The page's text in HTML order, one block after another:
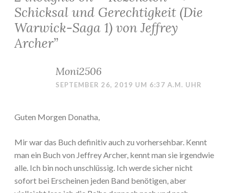
Schicksal und Gerechtigkeit (Die
Warwick-Saga 1) von Jeffrey
Archer”
Moni2506
SEPTEMBER 26, 2019 UM 6:37 A.M. UHR
Guten Morgen Donatha,
Mir war das Buch definitiv auch zu vorhersehbar. Kennt
man ein Buch von Jeffrey Archer, kennt man sie irgendwie
alle. Ich bin noch unschlüssig. Ich werde sicher nicht
sofort bei Erscheinen jeden Band benötigen, aber